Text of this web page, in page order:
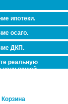
ипотеки.
осаго.
ДКП.
реальную
вашей
Корзина